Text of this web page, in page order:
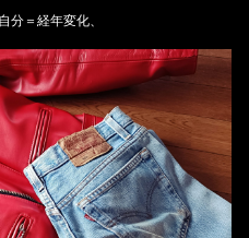
分＝経年変化、